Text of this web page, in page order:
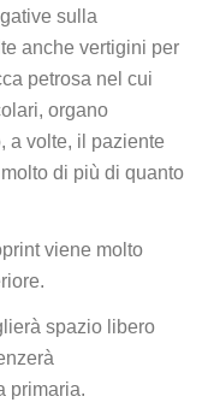
sulla
anche vertigini per
petrosa nel cui
organo
a volte, il paziente
di più di quanto
viene molto
spazio libero
primaria.